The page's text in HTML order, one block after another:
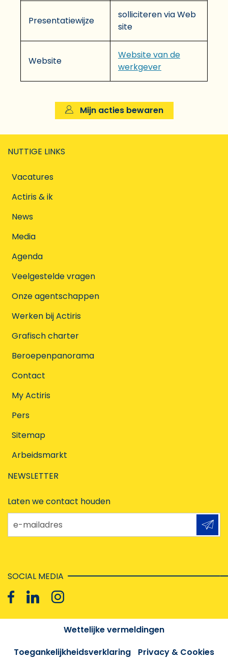
Presentatiewijze
solliciteren via Web
site
Website
Website van de
werkgever
Mijn acties bewaren
NUTTIGE LINKS
Vacatures
Actiris & ik
News
Media
Agenda
Veelgestelde vragen
Onze agentschappen
Werken bij Actiris
Grafisch charter
Beroepenpanorama
Contact
My Actiris
Pers
Sitemap
Arbeidsmarkt
NEWSLETTER
Laten we contact houden
e-mailadres
SOCIAL MEDIA
Wettelijke vermeldingen
Toegankelijkheidsverklaring
Privacy & Cookies